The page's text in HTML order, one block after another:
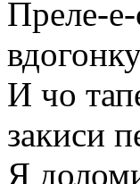
Преле-
И чо
закиси
Я